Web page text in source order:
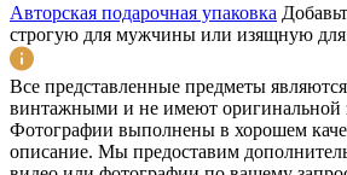
Авторская подарочная упаковка
строгую для мужчины или изящную
Все представленные предметы
винтажными и не имеют оригинальной
Фотографии выполнены в хорошем
описание. Мы предоставим